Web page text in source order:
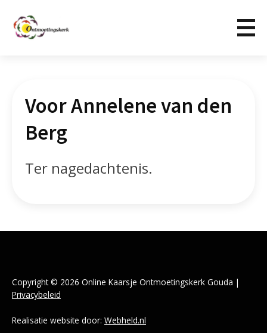
Voor Annelene van den
Berg
Ter nagedachtenis.
Copyright © 2026 Online Kaarsje Ontmoetingskerk Gouda |
Privacybeleid
Realisatie website door: Webheld.nl